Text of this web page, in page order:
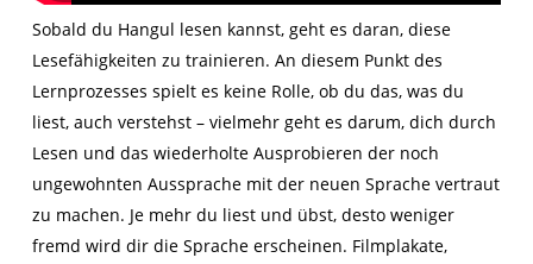
Sobald du Hangul lesen kannst, geht es daran, diese
Lesefähigkeiten zu trainieren. An diesem Punkt des
Lernprozesses spielt es keine Rolle, ob du das, was du
liest, auch verstehst – vielmehr geht es darum, dich durch
Lesen und das wiederholte Ausprobieren der noch
ungewohnten Aussprache mit der neuen Sprache vertraut
zu machen. Je mehr du liest und übst, desto weniger
fremd wird dir die Sprache erscheinen. Filmplakate,